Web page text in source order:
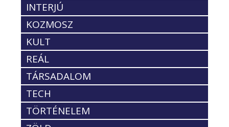
INTERJÚ
KOZMOSZ
KULT
REÁL
TÁRSADALOM
TECH
TÖRTÉNELEM